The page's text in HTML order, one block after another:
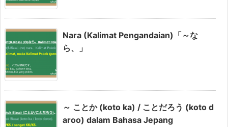
Nara (Kalimat Pengandaian)「～な
ら、」
～ ことか (koto ka) / ことだろう (koto d
aroo) dalam Bahasa Jepang